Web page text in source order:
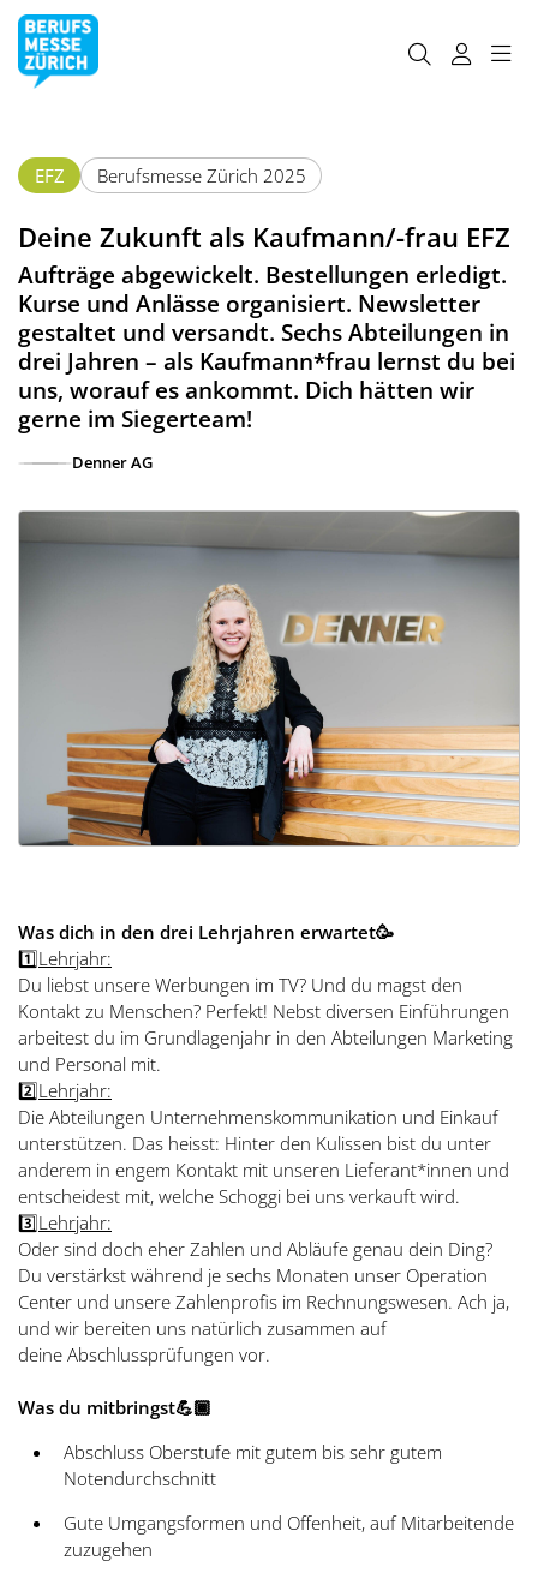
EFZ Berufsmesse Zürich 2025
Deine Zukunft als Kaufmann/-frau EFZ
Aufträge abgewickelt. Bestellungen erledigt.
Kurse und Anlässe organisiert. Newsletter
gestaltet und versandt. Sechs Abteilungen in
drei Jahren – als Kaufmann*frau lernst du bei
uns, worauf es ankommt. Dich hätten wir
gerne im Siegerteam!
Denner AG
Was dich in den drei Lehrjahren erwartet🥳
1️⃣Lehrjahr:
Du liebst unsere Werbungen im TV? Und du magst den
Kontakt zu Menschen? Perfekt! Nebst diversen Einführungen
arbeitest du im Grundlagenjahr in den Abteilungen Marketing
und Personal mit.
2️⃣Lehrjahr:
Die Abteilungen Unternehmenskommunikation und Einkauf
unterstützen. Das heisst: Hinter den Kulissen bist du unter
anderem in engem Kontakt mit unseren Lieferant*innen und
entscheidest mit, welche Schoggi bei uns verkauft wird.
3️⃣Lehrjahr:
Oder sind doch eher Zahlen und Abläufe genau dein Ding?
Du verstärkst während je sechs Monaten unser Operation
Center und unsere Zahlenprofis im Rechnungswesen. Ach ja,
und wir bereiten uns natürlich zusammen auf
deine Abschlussprüfungen vor.
Was du mitbringst💪🏾
Abschluss Oberstufe mit gutem bis sehr gutem
Notendurchschnitt
Gute Umgangsformen und Offenheit, auf Mitarbeitende
zuzugehen